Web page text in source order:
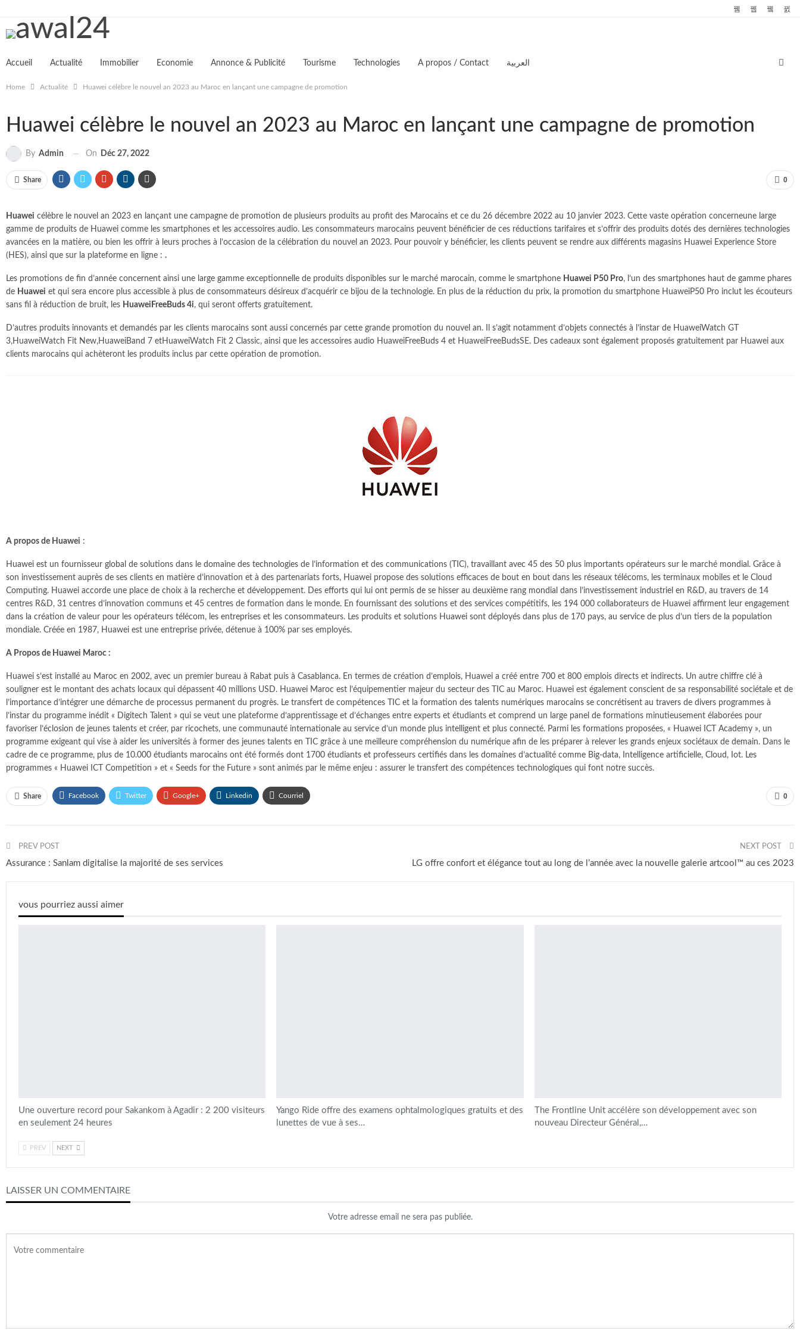
Accueil Actualité Immobilier Economie Annonce & Publicité Tourisme Technologies A propos / Contact العربية
Home Actualité Huawei célèbre le nouvel an 2023 au Maroc en lançant une campagne de promotion
Huawei célèbre le nouvel an 2023 au Maroc en lançant une campagne de promotion
By Admin On Déc 27, 2022
0
Share
Huawei célèbre le nouvel an 2023 en lançant une campagne de promotion de plusieurs produits au profit des Marocains et ce du 26 décembre 2022 au 10 janvier 2023. Cette vaste opération concerneune large
gamme de produits de Huawei comme les smartphones et les accessoires audio. Les consommateurs marocains peuvent bénéficier de ces réductions tarifaires et s’offrir des produits dotés des dernières technologies
avancées en la matière, ou bien les offrir à leurs proches à l’occasion de la célébration du nouvel an 2023. Pour pouvoir y bénéficier, les clients peuvent se rendre aux différents magasins Huawei Experience Store
(HES), ainsi que sur la plateforme en ligne : .
Les promotions de fin d’année concernent ainsi une large gamme exceptionnelle de produits disponibles sur le marché marocain, comme le smartphone Huawei P50 Pro, l’un des smartphones haut de gamme phares
de Huawei et qui sera encore plus accessible à plus de consommateurs désireux d’acquérir ce bijou de la technologie. En plus de la réduction du prix, la promotion du smartphone HuaweiP50 Pro inclut les écouteurs
sans fil à réduction de bruit, les HuaweiFreeBuds 4i, qui seront offerts gratuitement.
D’autres produits innovants et demandés par les clients marocains sont aussi concernés par cette grande promotion du nouvel an. Il s’agit notamment d’objets connectés à l’instar de HuaweiWatch GT
3,HuaweiWatch Fit New,HuaweiBand 7 etHuaweiWatch Fit 2 Classic, ainsi que les accessoires audio HuaweiFreeBuds 4 et HuaweiFreeBudsSE. Des cadeaux sont également proposés gratuitement par Huawei aux
clients marocains qui achèteront les produits inclus par cette opération de promotion.
A propos de Huawei :
Huawei est un fournisseur global de solutions dans le domaine des technologies de l’information et des communications (TIC), travaillant avec 45 des 50 plus importants opérateurs sur le marché mondial. Grâce à
son investissement auprès de ses clients en matière d’innovation et à des partenariats forts, Huawei propose des solutions efficaces de bout en bout dans les réseaux télécoms, les terminaux mobiles et le Cloud
Computing. Huawei accorde une place de choix à la recherche et développement. Des efforts qui lui ont permis de se hisser au deuxième rang mondial dans l’investissement industriel en R&D, au travers de 14
centres R&D, 31 centres d’innovation communs et 45 centres de formation dans le monde. En fournissant des solutions et des services compétitifs, les 194 000 collaborateurs de Huawei affirment leur engagement
dans la création de valeur pour les opérateurs télécom, les entreprises et les consommateurs. Les produits et solutions Huawei sont déployés dans plus de 170 pays, au service de plus d’un tiers de la population
mondiale. Créée en 1987, Huawei est une entreprise privée, détenue à 100% par ses employés.
A Propos de Huawei Maroc :
Huawei s’est installé au Maroc en 2002, avec un premier bureau à Rabat puis à Casablanca. En termes de création d’emplois, Huawei a créé entre 700 et 800 emplois directs et indirects. Un autre chiffre clé à
souligner est le montant des achats locaux qui dépassent 40 millions USD. Huawei Maroc est l’équipementier majeur du secteur des TIC au Maroc. Huawei est également conscient de sa responsabilité sociétale et de
l’importance d’intégrer une démarche de processus permanent du progrès. Le transfert de compétences TIC et la formation des talents numériques marocains se concrétisent au travers de divers programmes à
l’instar du programme inédit « Digitech Talent » qui se veut une plateforme d’apprentissage et d’échanges entre experts et étudiants et comprend un large panel de formations minutieusement élaborées pour
favoriser l’éclosion de jeunes talents et créer, par ricochets, une communauté internationale au service d’un monde plus intelligent et plus connecté. Parmi les formations proposées, « Huawei ICT Academy », un
programme exigeant qui vise à aider les universités à former des jeunes talents en TIC grâce à une meilleure compréhension du numérique afin de les préparer à relever les grands enjeux sociétaux de demain. Dans le
cadre de ce programme, plus de 10.000 étudiants marocains ont été formés dont 1700 étudiants et professeurs certifiés dans les domaines d’actualité comme Big-data, Intelligence artificielle, Cloud, Iot. Les
programmes « Huawei ICT Competition » et « Seeds for the Future » sont animés par le même enjeu : assurer le transfert des compétences technologiques qui font notre succès.
0
Share Facebook Twitter Google+ Linkedin Courriel
PREV POST
Assurance : Sanlam digitalise la majorité de ses services
NEXT POST
LG offre confort et élégance tout au long de l’année avec la nouvelle galerie artcool™ au ces 2023
vous pourriez aussi aimer
Une ouverture record pour Sakankom à Agadir : 2 200 visiteurs
en seulement 24 heures
Yango Ride offre des examens ophtalmologiques gratuits et des
lunettes de vue à ses…
The Frontline Unit accélère son développement avec son
nouveau Directeur Général,…
PREV NEXT
LAISSER UN COMMENTAIRE
Votre adresse email ne sera pas publiée.